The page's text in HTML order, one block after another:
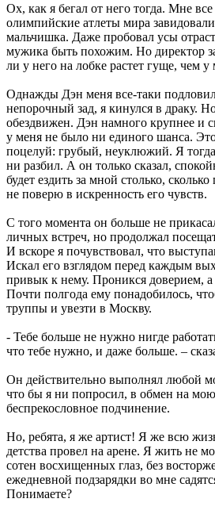
Ох, как я бегал от него тогда. Мне
олимпийские атлеты мира
мальчишка. Даже пробовал усы
мужика быть похожим. Но директор
ли у него на лобке растет гуще, чем
Однажды Дэн меня все-таки
непорочный зад, я кинулся в драку.
обездвижен. Дэн намного крупнее и
у меня не было ни единого шанса.
поцелуй: грубый, неуклюжий. Я
ни разбил. А он только сказал,
будет ездить за мной столько,
не поверю в искренность его чувств.
С того момента он больше не
личных встреч, но продолжал
И вскоре я почувствовал, что
Искал его взглядом перед каждым
привык к нему. Проникся доверием,
Почти полгода ему понадобилось,
труппы и увезти в Москву.
- Тебе больше не нужно нигде
что тебе нужно, и даже больше. –
Он действительно выполнял любой
что бы я ни попросил, в обмен на
беспрекословное подчинение.
Но, ребята, я же артист! Я же всю
детства провел на арене. Я жить не
сотен восхищенных глаз, без
ежедневной подзарядки во мне
Понимаете?